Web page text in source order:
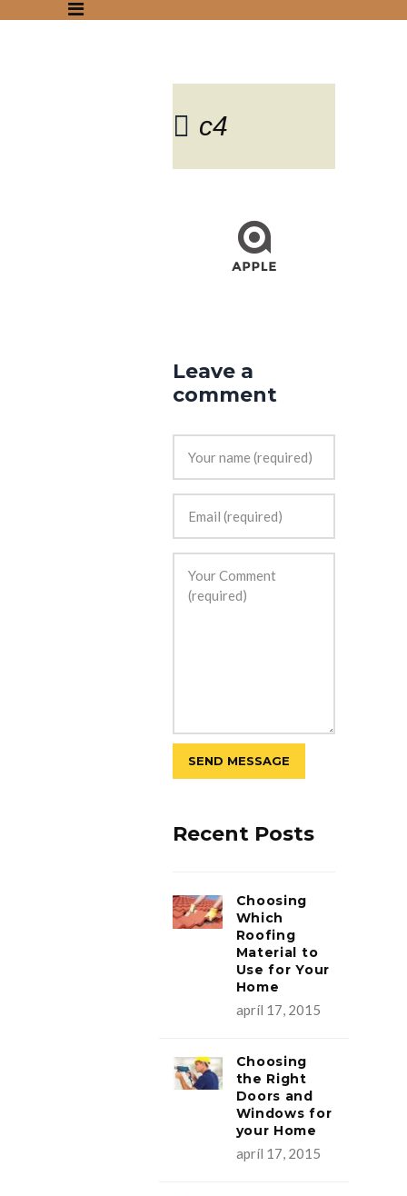
c4
Leave a
comment
Recent Posts
Choosing
Which
Roofing
Material to
Use for Your
Home
apríl 17, 2015
Choosing
the Right
Doors and
Windows for
your Home
apríl 17, 2015